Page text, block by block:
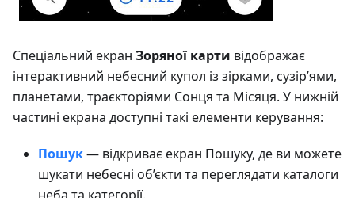
Спеціальний екран Зоряної карти відображає
інтерактивний небесний купол із зірками, сузір’ями,
планетами, траєкторіями Сонця та Місяця. У нижній
частині екрана доступні такі елементи керування:
Пошук— відкриває екран Пошуку, де ви можете
шукати небесні об’єкти та переглядати каталоги
неба та категорії.